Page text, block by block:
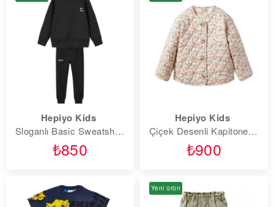
Hepiyo Kids
Sloganlı Basic Sweatshirt Takım
₺850
Hepiyo Kids
Çiçek Desenli Kapitone Ceket
₺900
Yeni ürün